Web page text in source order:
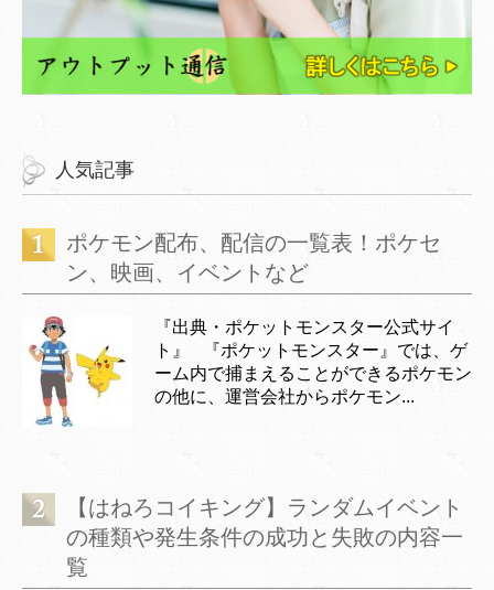
人気記事
ポケモン配布、配信の一覧表！ポケセ
ン、映画、イベントなど
『出典・ポケットモンスター公式サイ
ト』 『ポケットモンスター』では、ゲ
ーム内で捕まえることができるポケモン
の他に、運営会社からポケモン...
【はねろコイキング】ランダムイベント
の種類や発生条件の成功と失敗の内容一
覧